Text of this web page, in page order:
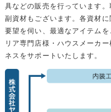
具などの販売を行っています
副資材もございます。各資材
要望を伺い、最適なアイテム
リア専門店様・ハウスメーカ
ネスをサポートいたします。